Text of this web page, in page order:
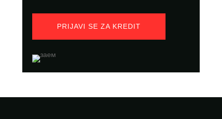
PRIJAVI SE ZA KREDIT